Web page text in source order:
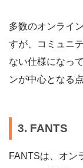
多数のオンライ
すが、コミュニ
ない仕様になっ
ンが中心となる
3. FANTS
FANTSは、オン